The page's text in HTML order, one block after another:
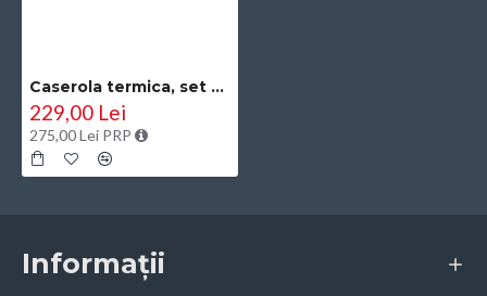
Caserola termica, set 5 piese, cu interior din inox, Naimeed D4818, Verde
229,00 Lei
275,00 Lei PRP
Informații